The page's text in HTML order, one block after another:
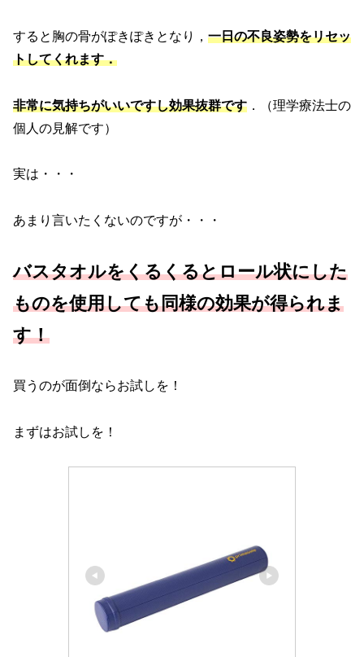
すると胸の骨がぽきぽきとなり， 一日の不良姿勢をリセッ
トしてくれます．
非常に気持ちがいいですし効果抜群です ．（理学療法士の
個人の見解です）
実は・・・
あまり言いたくないのですが・・・
バスタオルをくるくるとロール状にした
ものを使用しても同様の効果が得られま
す！
買うのが面倒ならお試しを！
まずはお試しを！